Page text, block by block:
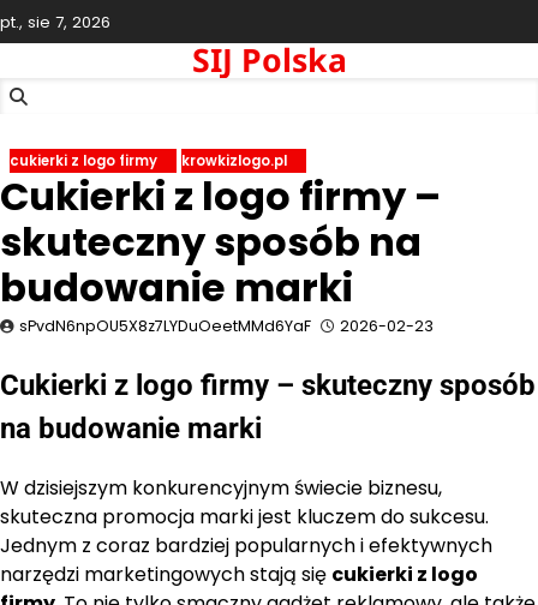
Skip
to
pt., sie 7, 2026
SIJ Polska
cukierki z logo firmy krowkizlogo.pl
Cukierki z logo firmy –
skuteczny sposób na
budowanie marki
sPvdN6npOU5X8z7LYDuOeetMMd6YaF 2026-02-23
Cukierki z logo firmy – skuteczny sposób
na budowanie marki
W dzisiejszym konkurencyjnym świecie biznesu,
skuteczna promocja marki jest kluczem do sukcesu.
Jednym z coraz bardziej popularnych i efektywnych
narzędzi marketingowych stają się cukierki z logo